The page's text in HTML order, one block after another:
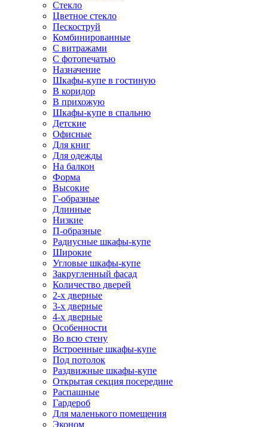
Стекло
Цветное стекло
Пескоструй
Комбинированные
С витражами
С фотопечатью
Назначение
Шкафы-купе в гостиную
В коридор
В прихожую
Шкафы-купе в спальню
Детские
Офисные
Для книг
Для одежды
На балкон
Форма
Высокие
Г-образные
Длинные
Низкие
П-образные
Радиусные шкафы-купе
Широкие
Угловые шкафы-купе
Закругленный фасад
Количество дверей
2-х дверные
3-х дверные
4-х дверные
Особенности
Во всю стену
Встроенные шкафы-купе
Под потолок
Раздвижные шкафы-купе
Открытая секция посередине
Распашные
Гардероб
Для маленького помещения
Эконом